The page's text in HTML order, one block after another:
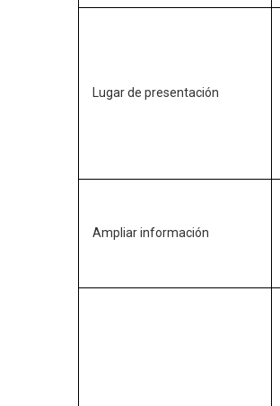
Lugar de presentación
Ampliar información